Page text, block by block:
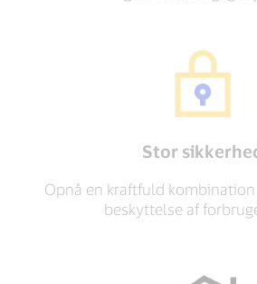
Stor
Opnå en kraftfuld
beskyttelse af